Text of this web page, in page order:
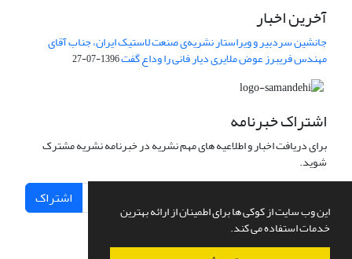
این وب سایت از کوکی ها برای اطمینان از ارائه بهترین
خدمات استفاده می کند.
آخرین اخبار
جانشین سردبیر و ویراستار نشریه‌ی صنعت لاستیک ایران، جناب آقای
مهندس فریبرز عوض ملایری دیار فانی را وداع گفت1396-07-27
اشتراک خبرنامه
برای دریافت اخبار و اطلاعیه های مهم نشریه در خبرنامه نشریه مشترک
شوید.
اشتراک